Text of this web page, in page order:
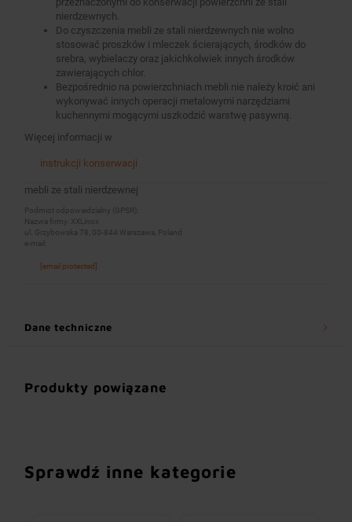
nierdzewnych.
Do czyszczenia mebli ze stali nierdzewnych nie wolno
stosować proszków i mleczek ścierających, środków do
srebra, wybielaczy oraz jakichkolwiek innych środków
zawierających chlor.
Bezpośrednio na powierzchniach mebli nie należy kroić ani
wykonywać innych operacji metalowymi narzędziami
kuchennymi mogącymi uszkodzić warstwę pasywną.
Więcej informacji w
instrukcji konserwacji
mebli ze stali nierdzewnej
Podmiot odpowiedzialny (GPSR):
Nazwa firmy: XXLinox
ul. Grzybowska 78, 00-844 Warszawa, Poland
e-mail:
[email protected]
Dane techniczne
Produkty powiązane
Sprawdź inne kategorie